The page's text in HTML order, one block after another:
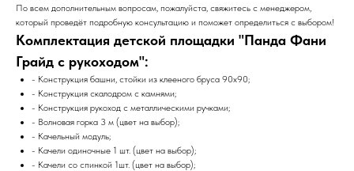
По всем дополнительным вопросам, пожалуйста, свяжитесь с менеджером,
который проведёт подробную консультацию и поможет определиться с выбором!
Комплектация детской площадки "Панда Фани
Грайд с рукоходом":
- Конструкция башни, стойки из клееного бруса 90х90;
- Конструкция скалодром с камнями;
- Конструкция рукоход с металлическими ручками;
- Волновая горка 3 м (цвет на выбор);
- Качельный модуль;
- Качели одиночные 1 шт. (цвет на выбор);
- Качели со спинкой 1шт. (цвет на выбор);